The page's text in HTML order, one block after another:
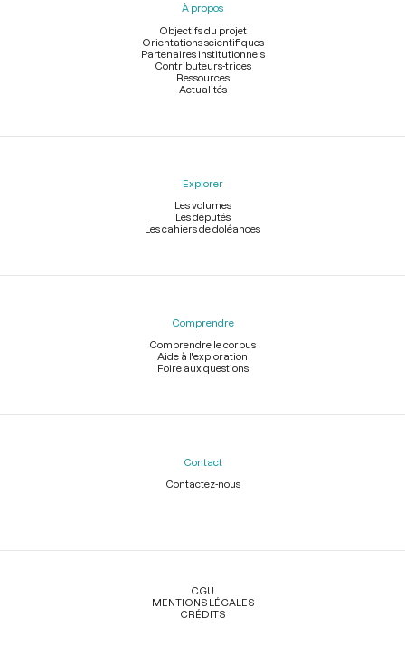
À propos
Objectifs du projet
Orientations scientifiques
Partenaires institutionnels
Contributeurs-trices
Ressources
Actualités
Explorer
Les volumes
Les députés
Les cahiers de doléances
Comprendre
Comprendre le corpus
Aide à l'exploration
Foire aux questions
Contact
Contactez-nous
Légal
CGU
MENTIONS LÉGALES
CRÉDITS